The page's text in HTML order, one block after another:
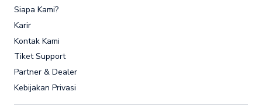
Siapa Kami?
Karir
Kontak Kami
Tiket Support
Partner & Dealer
Kebijakan Privasi